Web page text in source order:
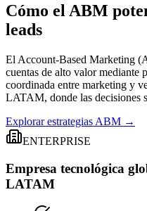
Cómo el ABM
leads
El Account-Based Marketing
cuentas de alto valor mediante
coordinada entre marketing y
LATAM, donde las decisiones
Explorar estrategias ABM →
ENTERPRISE
Empresa tecnológica
LATAM